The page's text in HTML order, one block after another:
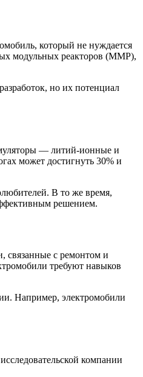
который не нуждается
модульных реакторов (ММР),
но их потенциал
— литий-ионные и
может достигнуть 30% и
В то же время,
решением.
связанные с ремонтом и
требуют навыков
Например, электромобили
компании